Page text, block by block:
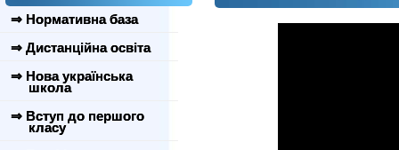
⇒ Нормативна база
⇒ Дистанційна освіта
⇒ Нова українська
школа
⇒ Вступ до першого
класу